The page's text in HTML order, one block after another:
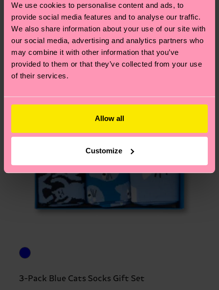
We use cookies to personalise content and ads, to
provide social media features and to analyse our traffic.
We also share information about your use of our site with
our social media, advertising and analytics partners who
may combine it with other information that you’ve
provided to them or that they’ve collected from your use
of their services.
Allow all
Customize
deinem Land abhängt.
Du hast Fragen zu einer Retoure? In unserem
Hilfebereich im Artikel Retouren findest du die
am häufigsten gestellten Fragen.
Neuheit
3-Pack Blue Cats Socks Gift Set